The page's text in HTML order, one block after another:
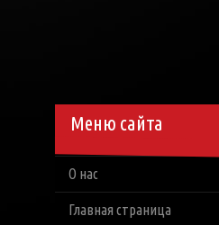
Меню сайта
О нас
Главная страница